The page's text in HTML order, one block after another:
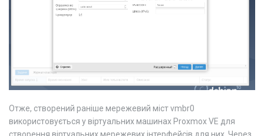
Отже, створений раніше мережевий міст vmbr0
використовується у віртуальних машинах Proxmox VE для